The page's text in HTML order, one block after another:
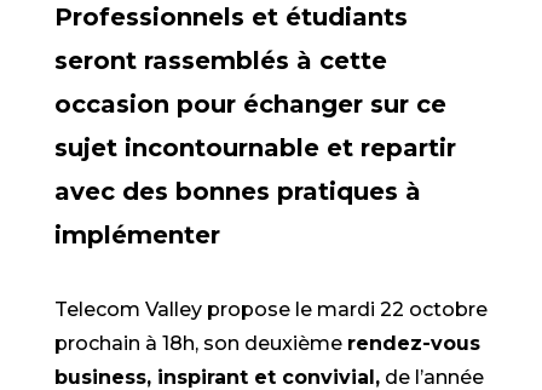
Professionnels et étudiants
seront rassemblés à cette
occasion pour échanger sur ce
sujet incontournable et repartir
avec des bonnes pratiques à
implémenter
Telecom Valley propose le mardi 22 octobre
prochain à 18h, son deuxième rendez-vous
business, inspirant et convivial,de l’année